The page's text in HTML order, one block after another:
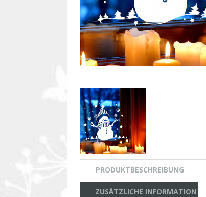
PRODUKTBESCHREIBUNG
ZUSÄTZLICHE INFORMATION